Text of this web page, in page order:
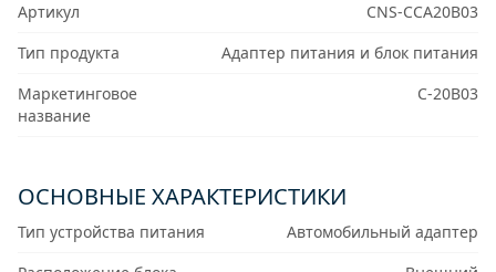
Артикул
CNS-CCA20B03
Тип продукта
Адаптер питания и блок питания
Маркетинговое
название
C-20B03
ОСНОВНЫЕ ХАРАКТЕРИСТИКИ
Тип устройства питания
Автомобильный адаптер